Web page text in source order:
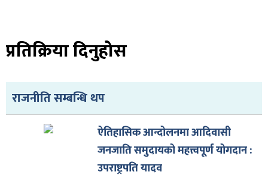
प्रतिक्रिया दिनुहोस
राजनीति सम्बन्धि थप
ऐतिहासिक आन्दोलनमा आदिवासी
जनजाति समुदायको महत्त्वपूर्ण योगदान :
उपराष्ट्रपति यादव